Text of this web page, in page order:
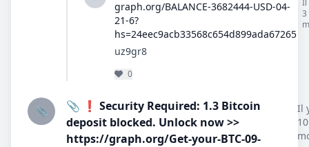
graph.org/BALANCE-3682444-USD-04-
21-6?
hs=24eec9acb33568c654d899ada67265
Il
3
uz9gr8
0
📎
📎 ❗ Security Required: 1.3 Bitcoin
deposit blocked. Unlock now >>
https://graph.org/Get-your-BTC-09-
Il
10